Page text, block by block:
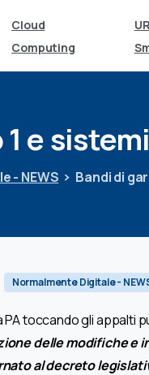
Cloud
Computing
1 esistemi
- NEWS Bandi di
Normalmente Digitale -
toccando gli appalti
delle modifiche e
al decreto